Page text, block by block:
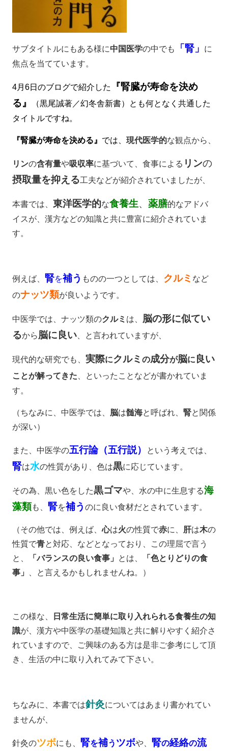
サブタイトルにもある様に中国医学の中でも 「腎」
に
焦点を当てています。
4月6日のブログで紹介した
『腎臓が寿命を決め
る』
（黒尾誠著／幻冬舎新書）とも何となく共通した
タイトルですね。
『腎臓が寿命を決める』 では、 現代医学的な観点から、
リンの含有量や吸収率に基づいて、食事による リンの
摂取量を抑える工夫などが紹介されていましたが、
本書では、 東洋医学的な食養生、 薬膳的なアドバ
イスが、漢方などの知識と共に豊富に紹介されていま
す。
例えば、 腎を補う ものの一つとしては、 クルミ など
のナッツ類が良いようです。
中医学では、ナッツ類のクルミ は、
脳の形に似てい
るから 脳に良い、と言われていますが、
現代的な研究でも、 実際にクルミ の成分が脳に 良い
ことが解ってきた
といったことなどが書かれていま
す。
（ちなみに、中医学では、 脳は髄海と呼ばれ、 腎と関係
が深い）
また、中医学の五行論（五行説） という考えでは、
腎は水の性質があり、色は黒に応じています。
その為、黒い色をした黒ゴマや、水の中に生息する海
藻類も、 腎を補う のに良い食材だとされています。
（その他では、例えば、心は火の性質で赤に、 肝は木の
性質で青と対応、などとなっており、この理屈で言う
と、
「バランスの良い食事」 とは、
「色とりどりの食
事」
、と言えるかもしれませんね。）
この様な、
日常生活に簡単に取り入れられる食養生の知
識が、漢方や中医学の基礎知識と共に解りやすく紹介さ
れていますので、ご興味のある方は是非ご参考にして頂
き、生活の中に取り入れてみて下さい。
ちなみに、本書では針灸についてはあまり書かれてい
ませんが、
針灸のツボにも、 腎を補う ツボや、 腎の経絡の流